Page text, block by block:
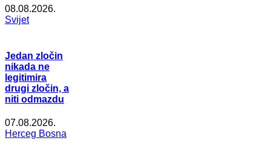
08.08.2026.
Svijet
Jedan zločin
nikada ne
legitimira
drugi zločin, a
niti odmazdu
07.08.2026.
Herceg Bosna